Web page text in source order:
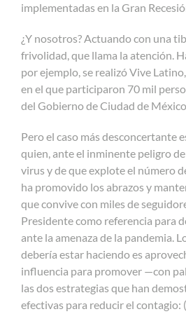
implementadas en la Gran
¿Y nosotros? Actuando con una
frivolidad, que llama la atención.
por ejemplo, se realizó Vive
en el que participaron 70 mil
del Gobierno de Ciudad de
Pero el caso más desconcertante
quien, ante el inminente peligro
virus y de que explote el número
ha promovido los abrazos y
que convive con miles de
Presidente como referencia para
ante la amenaza de la pandemia.
debería estar haciendo es
influencia para promover —con
las dos estrategias que han
efectivas para reducir el contagio: